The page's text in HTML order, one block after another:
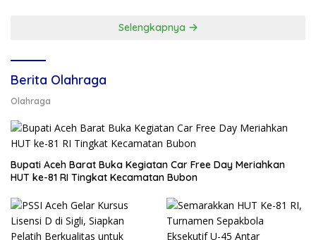
Selengkapnya
Berita Olahraga
Olahraga
Bupati Aceh Barat Buka Kegiatan Car Free Day Meriahkan
HUT ke-81 RI Tingkat Kecamatan Bubon